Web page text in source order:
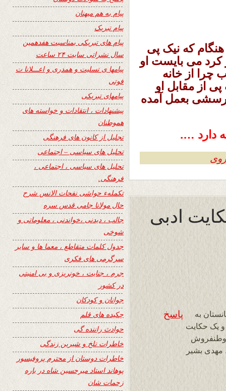
که نیک پی
کرد می بایست او
چرا از خانه
از مقابل او
بعمل آمده
دارد ….
ادبی
به
از کتاب هزار و یک حکایت
وطنفروش
بشیر
پاسخ
پیام به هم میهنان
پیام تبریک
پیام های تبریکی بمناسبت هفدهمین
سال نشراتی سایت ۲۴ ساعت
پیامها ی تسلیت و همدری و اعـــلانا ت
فوتی
پیامهای تبریکی
پیشنهادات ، انتقادات و خواسته های
هموطنان
تجلیل از کانون های فرهنگی
تحلیل های سیاسی – اجتماعی
تحلیل های سیاسی ، اجتماعی ،
فرهنگی.
تکملهء حواشی نفحات الانس شرح
حال مولانا جامی قدس سره
جالب ، دیدنی ،خواندنی ، معلوماتی و
شوخی
جدول کلمات متقاطع ، معما ها و سایر
سرگرمی های فکری
جرم ، جنایت ، خونریزی و بی امنیتی
در کشور
جوانان و کودکان
چکیده های قلم
حوادث راننده گی
خاطرات تلخ و شیرین زندگی
خاطرات دوستان از محترم پروفیسور
پوهاند استاد میرحسین شاه در باره
زحمات شان